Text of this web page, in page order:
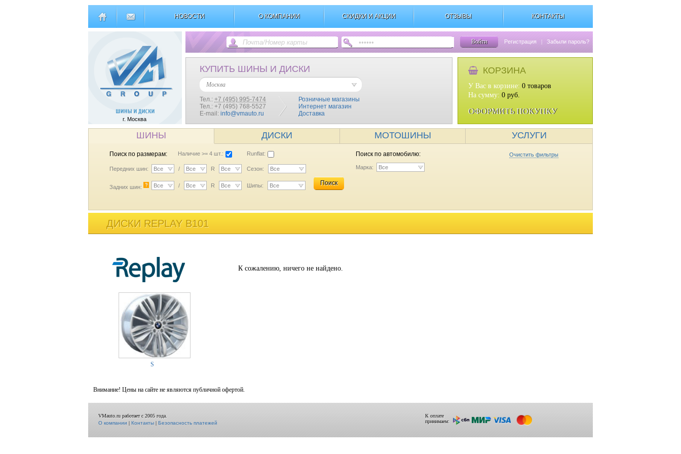
НОВОСТИ О КОМПАНИИ СКИДКИ И АКЦИИ ОТЗЫВЫ КОНТАКТЫ
г. Москва
Войти Регистрация | Забыли пароль?
КУПИТЬ ШИНЫ И ДИСКИ
Москва
Тел.: +7 (495) 995-7474
Тел.: +7 (495) 768-5527
E-mail: info@vmauto.ru
Розничные магазины
Интернет магазин
Доставка
КОРЗИНА
У Вас в корзине: 0 товаров
На сумму: 0 руб.
ОФОРМИТЬ ПОКУПКУ
ШИНЫ ДИСКИ МОТОШИНЫ УСЛУГИ
Поиск по размерам: Наличие >= 4 шт.: Runflat:
Передних шин: Все / Все R Все Сезон: Все
Задних шин: ? Все / Все R Все Шипы: Все Поиск
Поиск по автомобилю: Очистить фильтры
Марка: Все
ДИСКИ REPLAY B101
S
К сожалению, ничего не найдено.
Внимание! Цены на сайте не являются публичной офертой.
VMauto.ru работает с 2005 года.
О компании|Контакты|Безопасность платежей
К оплате
принимаем: